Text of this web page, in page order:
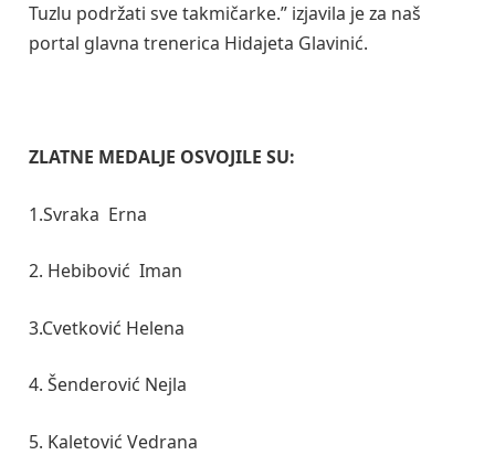
Tuzlu podržati sve takmičarke.” izjavila je za naš
portal glavna trenerica Hidajeta Glavinić.
ZLATNE MEDALJE OSVOJILE SU:
1.Svraka Erna
2. Hebibović Iman
3.Cvetković Helena
4. Šenderović Nejla
5. Kaletović Vedrana